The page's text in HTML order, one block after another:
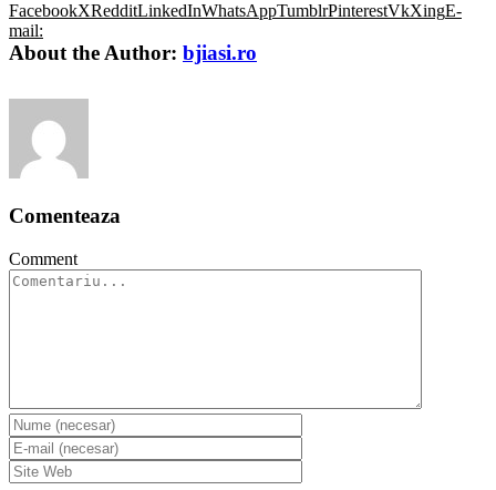
FacebookXRedditLinkedInWhatsAppTumblrPinterestVkXingE-
mail:
About the Author: bjiasi.ro
Comenteaza
Comment